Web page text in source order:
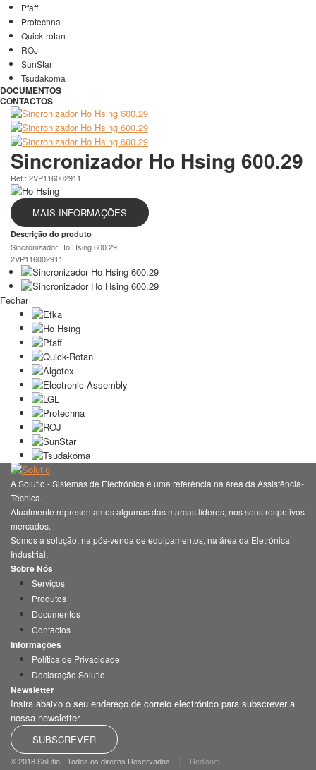
Pfaff
Protechna
Quick-rotan
ROJ
SunStar
Tsudakoma
DOCUMENTOS
CONTACTOS
Sincronizador Ho Hsing 600.29
Ref.: 2VP116002911
MAIS INFORMAÇÕES
Descrição do produto
Sincronizador Ho Hsing 600.29
2VP116002911
Fechar
A Solutio - Sistemas de Electrónica é uma referência na área da Assistência-
Técnica.
Atualmente representamos algumas das marcas líderes, nos seus respetivos
mercados.
Somos a solução, na pós-venda de equipamentos, na área da Eletrónica
Industrial.
Sobre Nós
Serviços
Produtos
Documentos
Contactos
Informações
Política de Privacidade
Declaração Solutio
Newsletter
Insira abaixo o seu endereço de correio electrónico para subscrever a
nossa newsletter
SUBSCREVER
© 2018 Solutio - Todos os direitos Reservados Redicom